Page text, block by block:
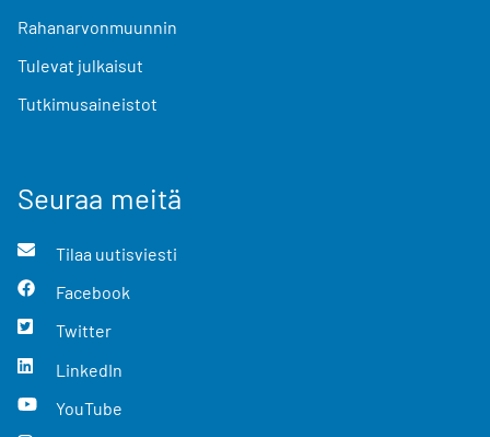
Rahanarvonmuunnin
Tulevat julkaisut
Tutkimusaineistot
Seuraa meitä
Tilaa uutisviesti
Facebook
Twitter
LinkedIn
YouTube